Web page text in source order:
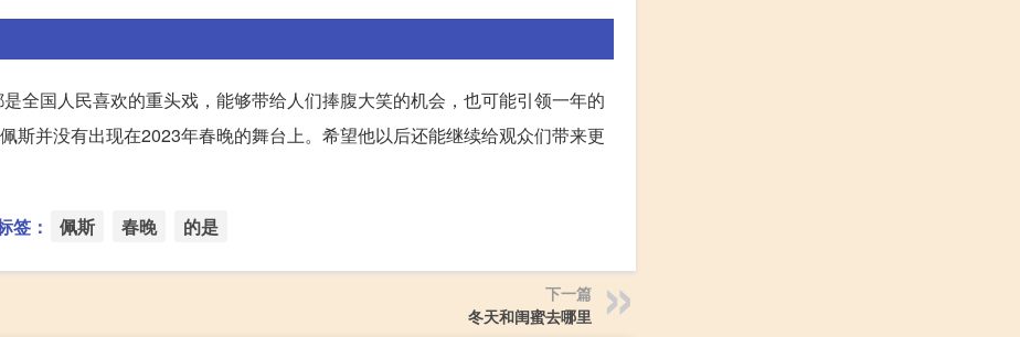
全国人民喜欢的重头戏，能够带给人们捧腹大笑的机会，也可能引领一年的
斯并没有出现在2023年春晚的舞台上。希望他以后还能继续给观众们带来更
签： 佩斯 春晚 的是
下一篇
冬天和闺蜜去哪里